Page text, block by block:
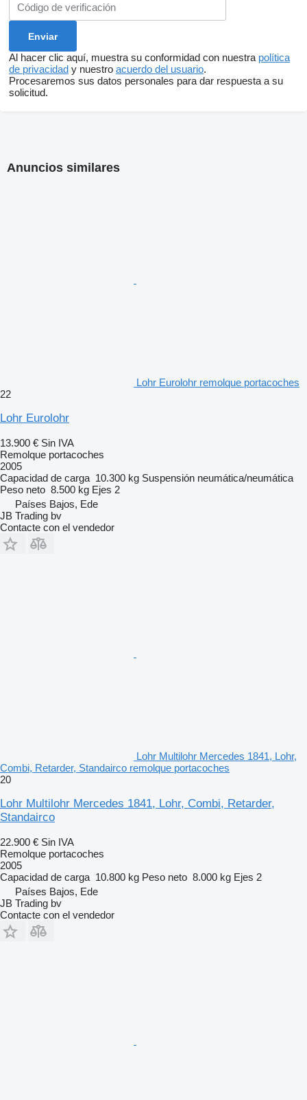
Al hacer clic aquí, muestra su conformidad con nuestra política
de privacidad y nuestro acuerdo del usuario.
Procesaremos sus datos personales para dar respuesta a su
solicitud.
Anuncios similares
Lohr Eurolohr remolque portacoches
22
Lohr Eurolohr
13.900 € Sin IVA
Remolque portacoches
2005
Capacidad de carga 10.300 kg Suspensión neumática/neumática
Peso neto 8.500 kg Ejes 2
Países Bajos, Ede
JB Trading bv
Contacte con el vendedor
Lohr Multilohr Mercedes 1841, Lohr,
Combi, Retarder, Standairco remolque portacoches
20
Lohr Multilohr Mercedes 1841, Lohr, Combi, Retarder,
Standairco
22.900 € Sin IVA
Remolque portacoches
2005
Capacidad de carga 10.800 kg Peso neto 8.000 kg Ejes 2
Países Bajos, Ede
JB Trading bv
Contacte con el vendedor